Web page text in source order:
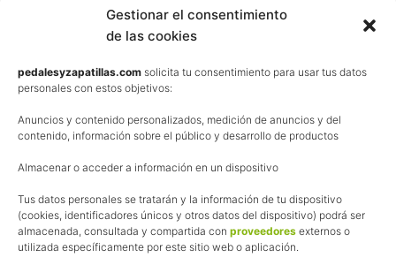
Gestionar el consentimiento
de las cookies
pedalesyzapatillas.com solicita tu consentimiento para usar tus datos
personales con estos objetivos:
Anuncios y contenido personalizados, medición de anuncios y del
contenido, información sobre el público y desarrollo de productos
Almacenar o acceder a información en un dispositivo
Tus datos personales se tratarán y la información de tu dispositivo
(cookies, identificadores únicos y otros datos del dispositivo) podrá ser
almacenada, consultada y compartida con proveedores externos o
utilizada específicamente por este sitio web o aplicación.
Términos y condiciones de venta
Política de privacidad
Política de cookies
Afiliación
La web de Pedalesyzapatillas utiliza programas de afiliación.
¿Qué significa esto?